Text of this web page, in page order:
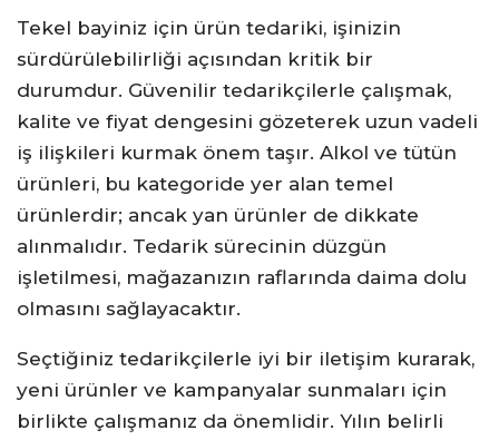
Tekel bayiniz için ürün tedariki, işinizin
sürdürülebilirliği açısından kritik bir
durumdur. Güvenilir tedarikçilerle çalışmak,
kalite ve fiyat dengesini gözeterek uzun vadeli
iş ilişkileri kurmak önem taşır. Alkol ve tütün
ürünleri, bu kategoride yer alan temel
ürünlerdir; ancak yan ürünler de dikkate
alınmalıdır. Tedarik sürecinin düzgün
işletilmesi, mağazanızın raflarında daima dolu
olmasını sağlayacaktır.
Seçtiğiniz tedarikçilerle iyi bir iletişim kurarak,
yeni ürünler ve kampanyalar sunmaları için
birlikte çalışmanız da önemlidir. Yılın belirli